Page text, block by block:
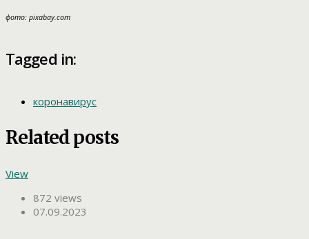
фото: pixabay.com
Tagged in:
коронавирус
Related posts
View
872 views
07.09.2023